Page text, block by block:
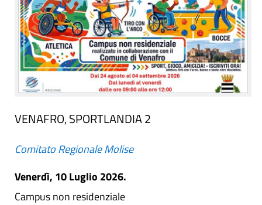
VENAFRO, SPORTLANDIA 2
Comitato Regionale Molise
Venerdì, 10 Luglio 2026.
Campus non residenziale